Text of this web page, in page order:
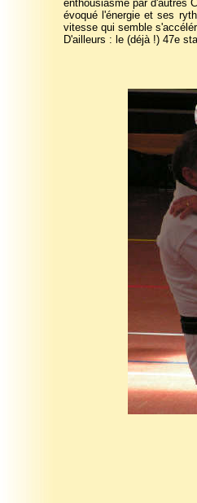
enthousiasme par d'autres
évoqué l'énergie et ses
vitesse qui semble
D'ailleurs : le (déjà !) 47e